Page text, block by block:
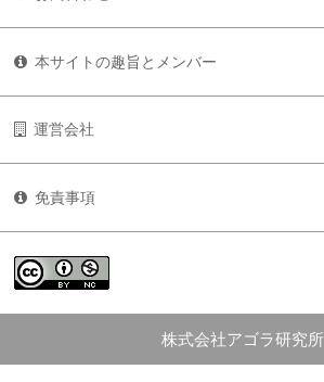
本サイトの趣旨とメンバー
運営会社
免責事項
株式会社アゴラ研究所